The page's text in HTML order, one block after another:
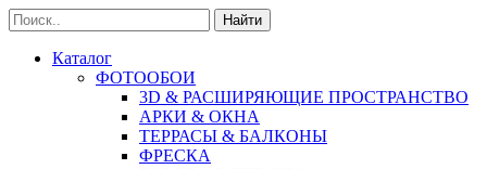
Найти
Каталог
ФОТООБОИ
3D & РАСШИРЯЮЩИЕ ПРОСТРАНСТВО
АРКИ & ОКНА
ТЕРРАСЫ & БАЛКОНЫ
ФРЕСКА